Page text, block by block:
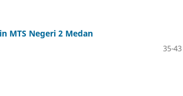
MTS Negeri 2 Medan
35-43